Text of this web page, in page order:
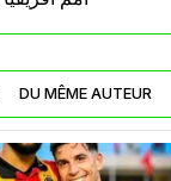
DU MÊME AUTEUR